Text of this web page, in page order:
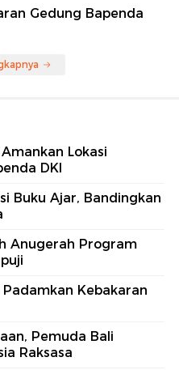
Gedung Bapenda
Lokasi
DKI
Buku Ajar, Bandingkan
Anugerah Program
Kebakaran
Pemuda Bali
Raksasa